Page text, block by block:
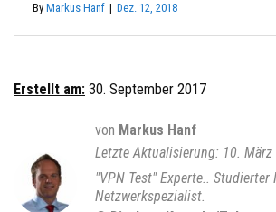
By Markus Hanf | Dez. 12, 2018
Erstellt am: 30. September 2017
von Markus Hanf
10.
"VPN Test" Experte.. Studierter
Netzwerkspezialist.